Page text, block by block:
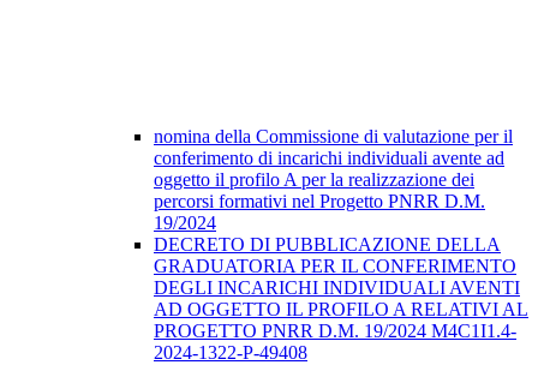
nomina della Commissione di valutazione per il
conferimento di incarichi individuali avente ad
oggetto il profilo A per la realizzazione dei
percorsi formativi nel Progetto PNRR D.M.
19/2024
DECRETO DI PUBBLICAZIONE DELLA
GRADUATORIA PER IL CONFERIMENTO
DEGLI INCARICHI INDIVIDUALI AVENTI
AD OGGETTO IL PROFILO A RELATIVI AL
PROGETTO PNRR D.M. 19/2024 M4C1I1.4-
2024-1322-P-49408